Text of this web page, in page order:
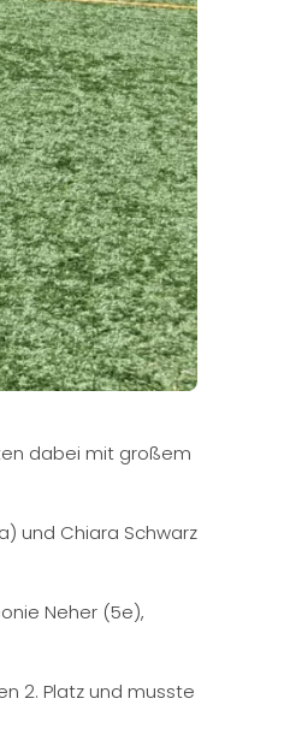
dabei mit großem
und Chiara Schwarz
Neher (5e),
2. Platz und musste